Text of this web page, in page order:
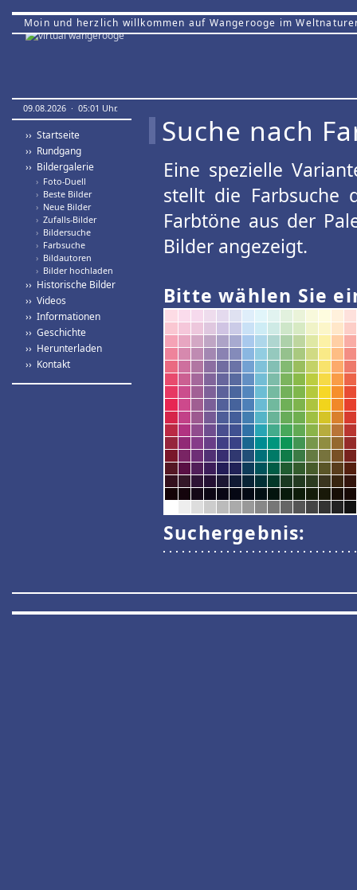
Moin und herzlich willkommen auf Wangerooge im
09.08.2026 · 05:01 Uhr.
›› Startseite
›› Rundgang
›› Bildergalerie
› Foto-Duell
› Beste Bilder
› Neue Bilder
› Zufalls-Bilder
› Bildersuche
› Farbsuche
› Bildautoren
› Bilder hochladen
›› Historische Bilder
›› Videos
›› Informationen
›› Geschichte
›› Herunterladen
›› Kontakt
Suche nach
Eine spezielle
stellt die Farbsuche
Farbtöne aus der
Bilder angezeigt.
Bitte wählen Sie
Suchergebnis: